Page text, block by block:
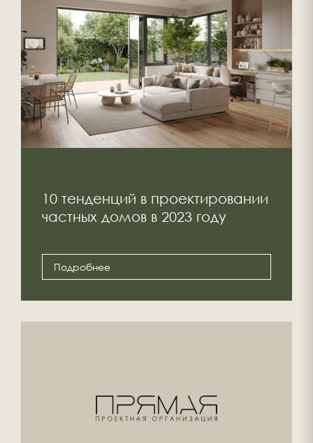
10 тенденций в проектировании
частных домов в 2023 году
Подробнее